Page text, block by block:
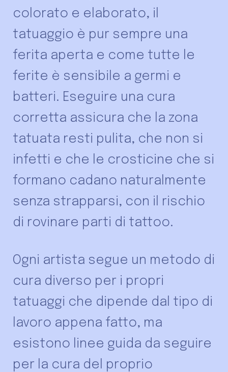
colorato e elaborato, il
tatuaggio è pur sempre una
ferita aperta e come tutte le
ferite è sensibile a germi e
batteri. Eseguire una cura
corretta assicura che la zona
tatuata resti pulita, che non si
infetti e che le crosticine che si
formano cadano naturalmente
senza strapparsi, con il rischio
di rovinare parti di tattoo.
Ogni artista segue un metodo di
cura diverso per i propri
tatuaggi che dipende dal tipo di
lavoro appena fatto, ma
esistono linee guida da seguire
per la cura del proprio